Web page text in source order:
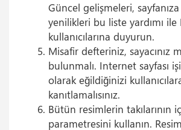
Güncel gelişmeleri,
yenilikleri bu liste yardımı
kullanıcılarına duyurun.
Misafir defteriniz, sayacınız
bulunmalı. Internet sayfası
olarak eğildiğinizi
kanıtlamalısınız.
Bütün resimlerin takılarının
parametresini kullanın.